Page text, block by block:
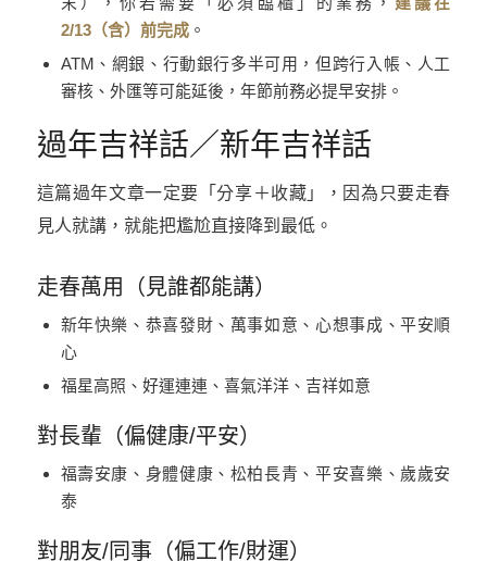
2/13（含）前完成。
ATM、網銀、行動銀行多半可用，但跨行入帳、人工
審核、外匯等可能延後，年節前務必提早安排。
過年吉祥話／新年吉祥話
這篇過年文章一定要「分享＋收藏」，因為只要走春
見人就講，就能把尷尬直接降到最低。
走春萬用（見誰都能講）
新年快樂、恭喜發財、萬事如意、心想事成、平安順
心
福星高照、好運連連、喜氣洋洋、吉祥如意
對長輩（偏健康/平安）
福壽安康、身體健康、松柏長青、平安喜樂、歲歲安
泰
對朋友/同事（偏工作/財運）